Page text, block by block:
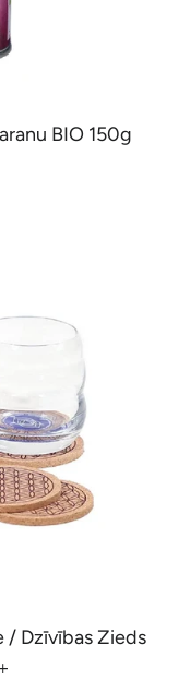
BIO 150g
CENA
/ Dzīvības Zieds
CENA